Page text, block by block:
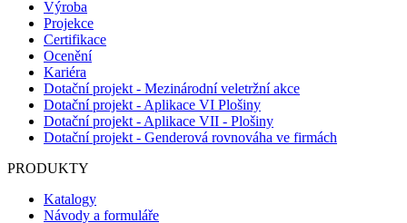
Výroba
Projekce
Certifikace
Ocenění
Kariéra
Dotační projekt - Mezinárodní veletržní akce
Dotační projekt - Aplikace VI Plošiny
Dotační projekt - Aplikace VII - Plošiny
Dotační projekt - Genderová rovnováha ve firmách
PRODUKTY
Katalogy
Návody a formuláře